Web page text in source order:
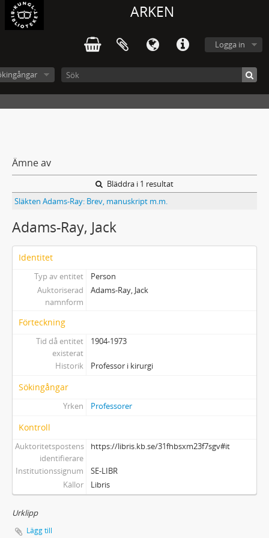
ARKEN
Logga in
Ämne av
Bläddra i 1 resultat
Släkten Adams-Ray: Brev, manuskript m.m.
Adams-Ray, Jack
Identitet
Typ av entitet
Person
Auktoriserad
namnform
Adams-Ray, Jack
Förteckning
Tid då entitet
existerat
1904-1973
Historik Professor i kirurgi
Sökingångar
Yrken Professorer
Kontroll
Auktoritetspostens
identifierare
https://libris.kb.se/31fhbsxm23f7sgv#it
Institutionssignum
SE-LIBR
Källor
Libris
Urklipp
Lägg till